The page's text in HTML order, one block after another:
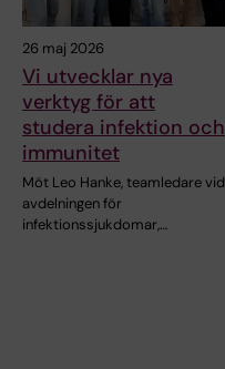
26 maj 2026
Vi utvecklar nya
verktyg för att
studera infektion och
immunitet
Möt Leo Hanke, teamledare vid
avdelningen för
infektionssjukdomar,…